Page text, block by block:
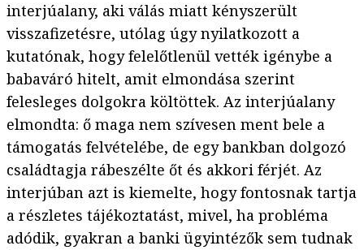
interjúalany, aki válás miatt kényszerült
visszafizetésre, utólag úgy nyilatkozott a
kutatónak, hogy felelőtlenül vették igénybe a
babaváró hitelt, amit elmondása szerint
felesleges dolgokra költöttek. Az interjúalany
elmondta: ő maga nem szívesen ment bele a
támogatás felvételébe, de egy bankban dolgozó
családtagja rábeszélte őt és akkori férjét. Az
interjúban azt is kiemelte, hogy fontosnak tartja
a részletes tájékoztatást, mivel, ha probléma
adódik, gyakran a banki ügyintézők sem tudnak